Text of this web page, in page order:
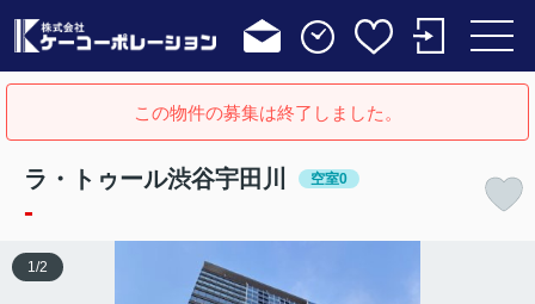
この物件の募集は終了しました。
ラ・トゥール渋谷宇田川 空室0
-
1 /2